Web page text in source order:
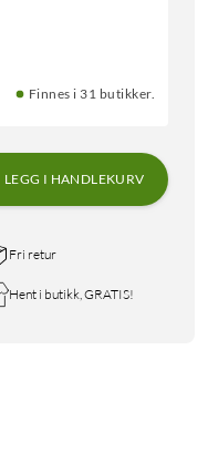
Finnes i 31 butikker.
LEGG I HANDLEKURV
Fri retur
Hent i butikk, GRATIS!